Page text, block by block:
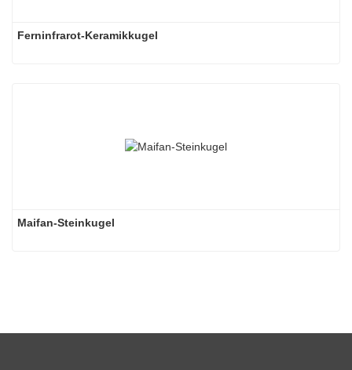
Ferninfrarot-Keramikkugel
Maifan-Steinkugel